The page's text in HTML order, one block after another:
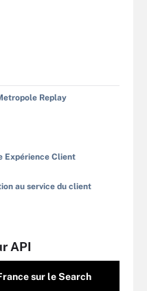
Replay
Expérience Client
au service du client
API
sur le Search